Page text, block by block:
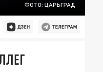
ФОТО: ЦАРЬГРАД